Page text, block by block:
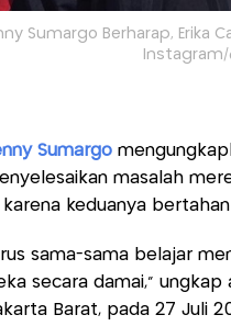
Sumargo Berharap, Erika
Sumargo
masalah
keduanya
sama-sama belajar
secara damai,” ungkap
Barat, pada 27 Juli